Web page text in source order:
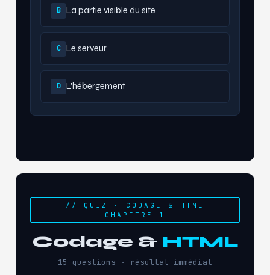
B La partie visible du site
C Le serveur
D L'hébergement
// QUIZ · CODAGE & HTML
CHAPITRE 1
Codage & HTML
15 questions · résultat immédiat